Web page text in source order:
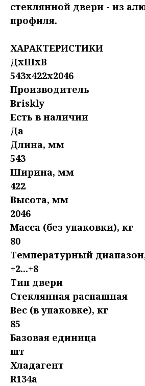
стеклянной двери - из
профиля.
ХАРАКТЕРИСТИКИ
ДxШxВ
543x422x2046
Производитель
Briskly
Есть в наличии
Да
Длина, мм
543
Ширина, мм
422
Высота, мм
2046
Масса (без упаковки), кг
80
Температурный диапазон,
+2...+8
Тип двери
Стеклянная распашная
Вес (в упаковке), кг
85
Базовая единица
шт
Хладагент
R134a